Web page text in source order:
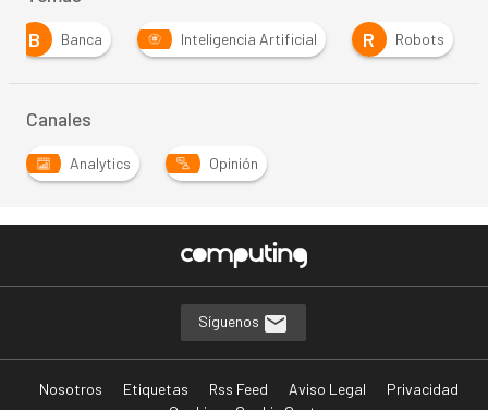
B
Banca Inteligencia Artificial R Robots
Canales
Analytics Opinión
Síguenos
Nosotros Etiquetas Rss Feed Aviso Legal
Privacidad